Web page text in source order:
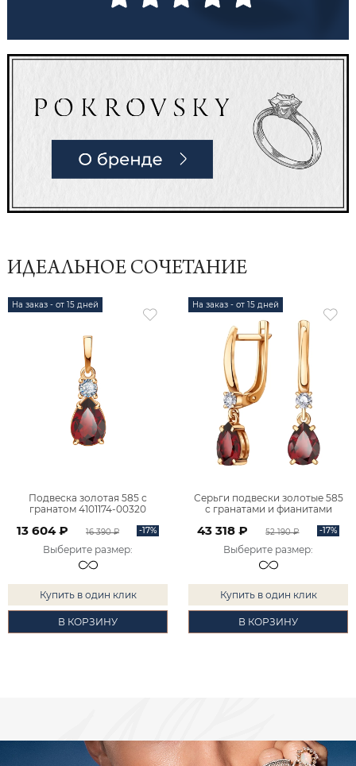
ИДЕАЛЬНОЕ СОЧЕТАНИЕ
На заказ - от 15 дней
Подвеска золотая 585 с
гранатом 4101174-00320
13 604 ₽ 16 390 ₽ -17%
Выберите размер:
Купить в один клик
В КОРЗИНУ
На заказ - от 15 дней
Серьги подвески золотые 585
с гранатами и фианитами
43 318 ₽ 52 190 ₽ -17%
Выберите размер:
Купить в один клик
В КОРЗИНУ